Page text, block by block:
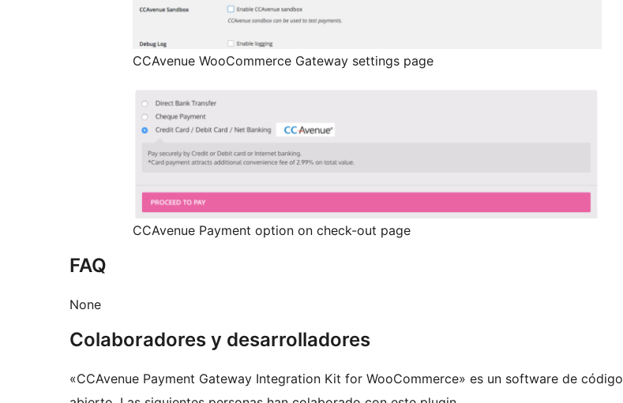
CCAvenue WooCommerce Gateway settings page
CCAvenue Payment option on check-out page
FAQ
None
Colaboradores y desarrolladores
«CCAvenue Payment Gateway Integration Kit for WooCommerce» es un software de código